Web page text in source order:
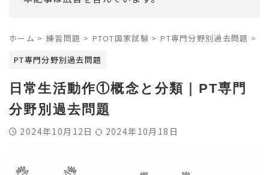
ホーム > 練習問題 > PTOT国家試験 > PT専門分野別過去問題 >
PT専門分野別過去問題
日常生活動作①概念と分類｜PT専門
分野別過去問題
2024年10月12日 2024年10月18日